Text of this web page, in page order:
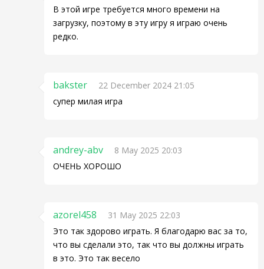
В этой игре требуется много времени на
загрузку, поэтому в эту игру я играю очень
редко.
bakster
22 December 2024 21:05
супер милая игра
andrey-abv
8 May 2025 20:03
ОЧЕНЬ ХОРОШО
azorel458
31 May 2025 22:03
Это так здорово играть. Я благодарю вас за то,
что вы сделали это, так что вы должны играть
в это. Это так весело